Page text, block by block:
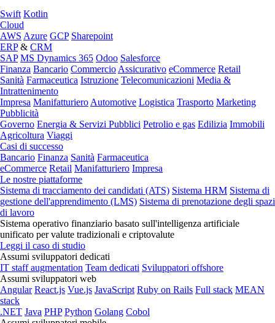
Swift Kotlin
Cloud
AWS Azure GCP Sharepoint
ERP& CRM
SAP MS Dynamics 365 Odoo Salesforce
Finanza Bancario Commercio Assicurativo eCommerce Retail
Sanità Farmaceutica Istruzione Telecomunicazioni Media &
Intrattenimento
Impresa Manifatturiero Automotive Logistica Trasporto Marketing
Pubblicità
Governo Energia & Servizi Pubblici Petrolio e gas Edilizia Immobili
Agricoltura Viaggi
Casi di successo
Bancario Finanza Sanità Farmaceutica
eCommerce Retail Manifatturiero Impresa
Le nostre piattaforme
Sistema di tracciamento dei candidati (ATS) Sistema HRM Sistema di
gestione dell'apprendimento (LMS) Sistema di prenotazione degli spazi
di lavoro
Sistema operativo finanziario basato sull'intelligenza artificiale
unificato per valute tradizionali e criptovalute
Leggi il caso di studio
Assumi sviluppatori dedicati
IT staff augmentation Team dedicati Sviluppatori offshore
Assumi sviluppatori web
Angular React.js Vue.js JavaScript Ruby on Rails Full stack MEAN
stack
.NET Java PHP Python Golang Cobol